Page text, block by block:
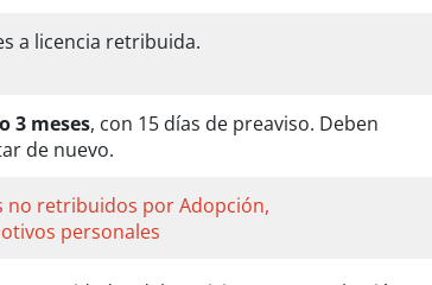
a licencia retribuida.
3 meses, con 15 días de preaviso. Deben
de nuevo.
no retribuidos por Adopción,
personales